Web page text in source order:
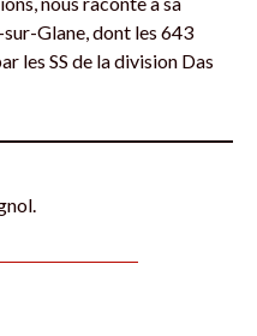
Glane, dont les 643
les SS de la division Das